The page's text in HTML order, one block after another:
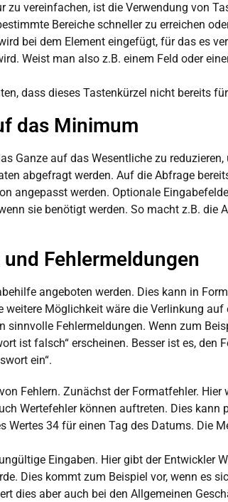
zu vereinfachen, ist die Verwendung von
Bereiche schneller zu erreichen
bei dem Element eingefügt, für das es
Weist man also z.B. einem Feld oder
dass dieses Tastenkürzel nicht bereits
das Minimum
Ganze auf das Wesentliche zu
abgefragt werden. Auf die Abfrage
angepasst werden. Optionale
sie benötigt werden. So macht z.B.
Fehlermeldungen
angeboten werden. Dies kann in
weitere Möglichkeit wäre die Verlinkung
sinnvolle Fehlermeldungen. Wenn zum
ist falsch“ erscheinen. Besser ist es,
ein“.
Fehlern. Zunächst der Formatfehler.
Wertefehler können auftreten. Dies kann
Wertes 34 für einen Tag des Datums. Die
Eingaben. Hier gibt der Entwickler
Dies kommt zum Beispiel vor, wenn es
dies aber auch bei den Allgemeinen